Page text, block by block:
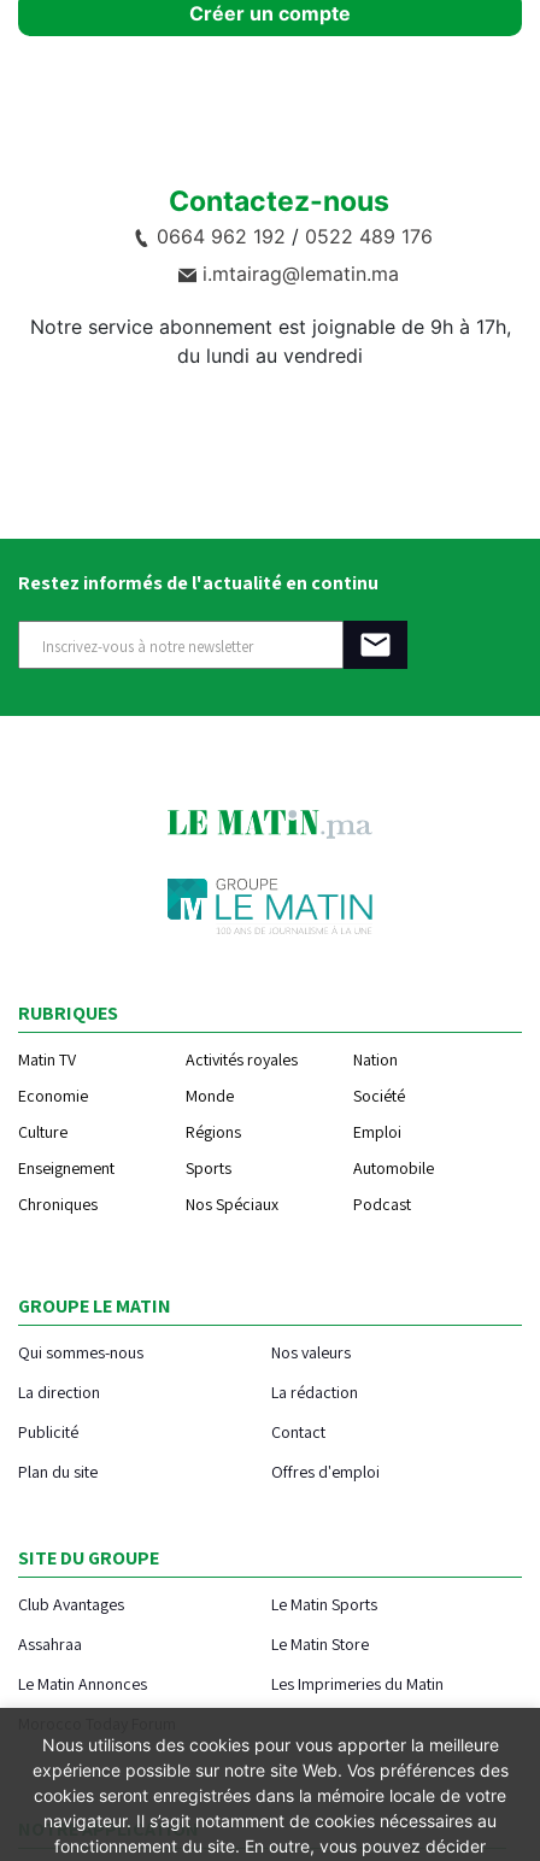
Créer un compte
Contactez-nous
0664 962 192 / 0522 489 176
i.mtairag@lematin.ma
Notre service abonnement est joignable de 9h à 17h,
du lundi au vendredi
Restez informés de l'actualité en continu
RUBRIQUES
Matin TV Activités royales
Nation
Economie
Monde
Société
Culture
Régions
Emploi
Enseignement
Sports
Automobile
Chroniques
Nos Spéciaux Podcast
GROUPE LE MATIN
Qui sommes-nous
Nos valeurs
La direction
La rédaction
Publicité
Contact
Plan du site
Offres d'emploi
SITE DU GROUPE
Club Avantages
Le Matin Sports
Assahraa
Le Matin Store
Le Matin Annonces
Les Imprimeries du Matin
NOTRE APPLICATION
Nous utilisons des cookies pour vous apporter la meilleure
expérience possible sur notre site Web. Vos préférences des
cookies seront enregistrées dans la mémoire locale de votre
navigateur. Il s’agit notamment de cookies nécessaires au
fonctionnement du site. En outre, vous pouvez décider